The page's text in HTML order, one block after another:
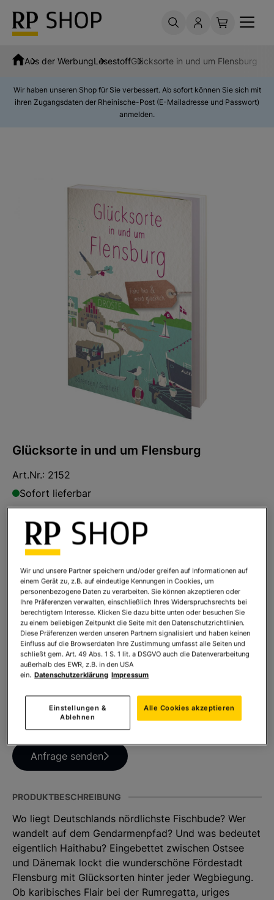
Aus der WerbungLesestoffGlücksorte in und um Flensburg
Wir haben unseren Shop für Sie verbessert. Ab sofort können Sie sich mit
ihren Zugangsdaten der Rheinische-Post (E-Mailadresse und Passwort)
anmelden.
Glücksorte in und um Flensburg
Art.Nr.: 2152
Sofort lieferbar
Ihr Preis:14,99 €*
* inkl. MwSt. zzgl. Versandkosten
Anzahl: In den Warenkorb
TEILEN SIE DIESES PRODUKT
HABEN SIE FRAGEN ZUM PRODUKT?
Anfrage senden
PRODUKTBESCHREIBUNG
Wo liegt Deutschlands nördlichste Fischbude? Wer
wandelt auf dem Gendarmenpfad? Und was bedeutet
eigentlich Haithabu? Eingebettet zwischen Ostsee
und Dänemak lockt die wunderschöne Fördestadt
Flensburg mit Glücksorten hinter jeder Wegbiegung.
Ob karibisches Flair bei der Rumregatta, uriges
Wir und unsere Partner speichern und/oder greifen auf Informationen auf
einem Gerät zu, z.B. auf eindeutige Kennungen in Cookies, um
personenbezogene Daten zu verarbeiten. Sie können akzeptieren oder
Ihre Präferenzen verwalten, einschließlich Ihres Widerspruchsrechts bei
berechtigtem Interesse. Klicken Sie dazu bitte unten oder besuchen Sie
zu einem beliebigen Zeitpunkt die Seite mit den Datenschutzrichtlinien.
Diese Präferenzen werden unseren Partnern signalisiert und haben keinen
Einfluss auf die Browserdaten Ihre Zustimmung umfasst alle Seiten und
schließt gem. Art. 49 Abs. 1 S. 1 lit. a DSGVO auch die Datenverarbeitung
außerhalb des EWR, z.B. in den USA
ein. Datenschutzerklärung Impressum
Einstellungen &
Ablehnen
Alle Cookies akzeptieren